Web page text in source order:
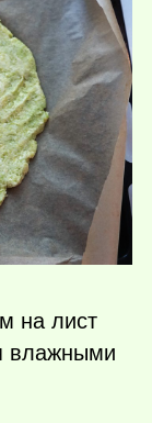
на лист
влажными